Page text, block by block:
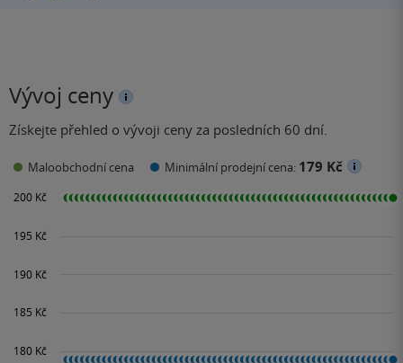
Vývoj ceny
Získejte přehled o vývoji ceny za posledních 60 dní.
Maloobchodní cena Minimální prodejní cena: 179 Kč